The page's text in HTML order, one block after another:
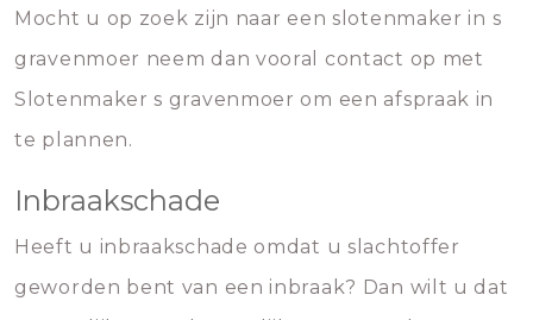
Mocht u op zoek zijn naar een slotenmaker in s
gravenmoer neem dan vooral contact op met
Slotenmaker s gravenmoer om een afspraak in
te plannen.
Inbraakschade
Heeft u inbraakschade omdat u slachtoffer
geworden bent van een inbraak? Dan wilt u dat